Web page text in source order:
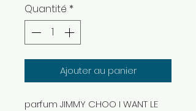
Quantité *
Ajouter au panier
parfum JIMMY CHOO I WANT LE